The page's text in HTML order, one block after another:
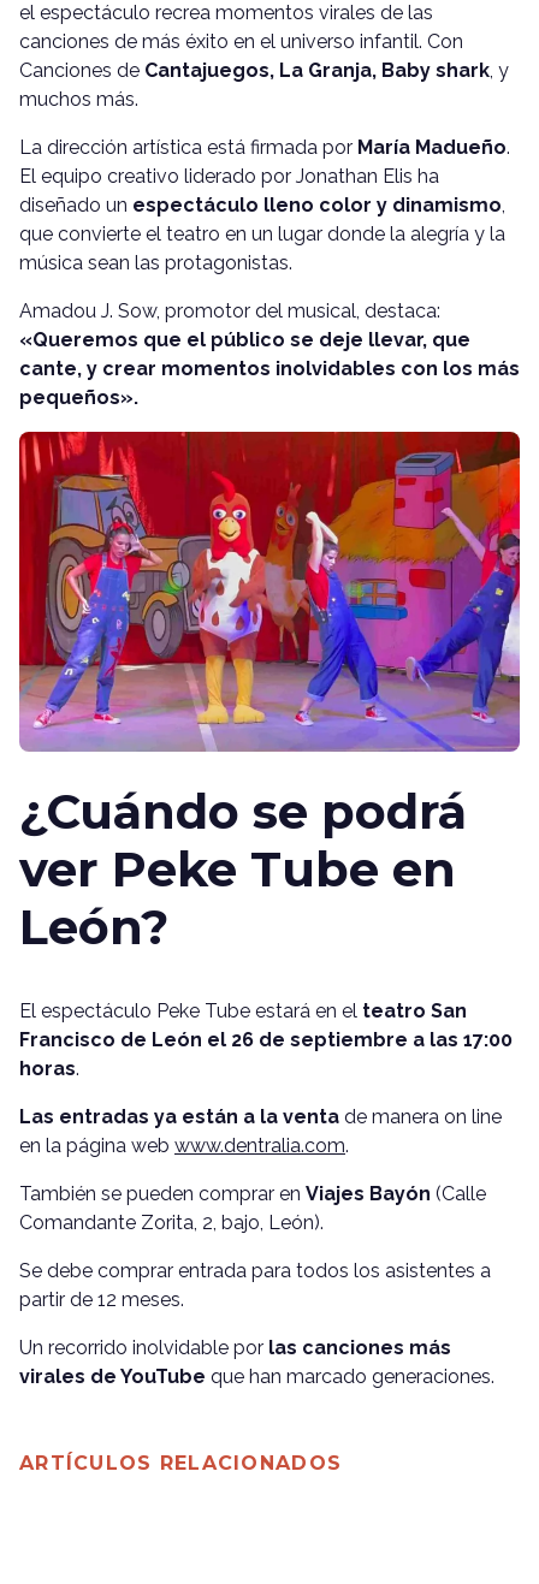
el espectáculo recrea momentos virales de las
canciones de más éxito en el universo infantil. Con
Canciones de Cantajuegos, La Granja, Baby shark, y
muchos más.
La dirección artística está firmada por María Madueño.
El equipo creativo liderado por Jonathan Elis ha
diseñado un espectáculo lleno color y dinamismo,
que convierte el teatro en un lugar donde la alegría y la
música sean las protagonistas.
Amadou J. Sow, promotor del musical, destaca:
«Queremos que el público se deje llevar, que
cante, y crear momentos inolvidables con los más
pequeños».
¿Cuándo se podrá
ver Peke Tube en
León?
El espectáculo Peke Tube estará en el teatro San
Francisco de León el 26 de septiembre a las 17:00
horas.
Las entradas ya están a la venta de manera on line
en la página web www.dentralia.com.
También se pueden comprar en Viajes Bayón (Calle
Comandante Zorita, 2, bajo, León).
Se debe comprar entrada para todos los asistentes a
partir de 12 meses.
Un recorrido inolvidable por las canciones más
virales de YouTube que han marcado generaciones.
ARTÍCULOS RELACIONADOS